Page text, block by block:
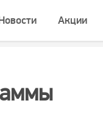
Акции